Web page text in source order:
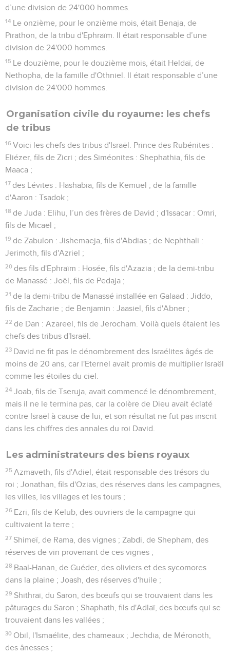
d’une division de 24'000 hommes.
14 Le onzième, pour le onzième mois, était Benaja, de
Pirathon, de la tribu d'Ephraïm. Il était responsable d’une
division de 24'000 hommes.
15 Le douzième, pour le douzième mois, était Heldaï, de
Nethopha, de la famille d'Othniel. Il était responsable d’une
division de 24'000 hommes.
Organisation civile du royaume: les chefs
de tribus
16 Voici les chefs des tribus d'Israël. Prince des Rubénites :
Eliézer, fils de Zicri ; des Siméonites : Shephathia, fils de
Maaca ;
17 des Lévites : Hashabia, fils de Kemuel ; de la famille
d'Aaron : Tsadok ;
18 de Juda : Elihu, l’un des frères de David ; d'Issacar : Omri,
fils de Micaël ;
19 de Zabulon : Jishemaeja, fils d'Abdias ; de Nephthali :
Jerimoth, fils d'Azriel ;
20 des fils d'Ephraïm : Hosée, fils d'Azazia ; de la demi-tribu
de Manassé : Joël, fils de Pedaja ;
21 de la demi-tribu de Manassé installée en Galaad : Jiddo,
fils de Zacharie ; de Benjamin : Jaasiel, fils d'Abner ;
22 de Dan : Azareel, fils de Jerocham. Voilà quels étaient les
chefs des tribus d'Israël.
23 David ne fit pas le dénombrement des Israélites âgés de
moins de 20 ans, car l'Eternel avait promis de multiplier Israël
comme les étoiles du ciel.
24 Joab, fils de Tseruja, avait commencé le dénombrement,
mais il ne le termina pas, car la colère de Dieu avait éclaté
contre Israël à cause de lui, et son résultat ne fut pas inscrit
dans les chiffres des annales du roi David.
Les administrateurs des biens royaux
25 Azmaveth, fils d'Adiel, était responsable des trésors du
roi ; Jonathan, fils d'Ozias, des réserves dans les campagnes,
les villes, les villages et les tours ;
26 Ezri, fils de Kelub, des ouvriers de la campagne qui
cultivaient la terre ;
27 Shimeï, de Rama, des vignes ; Zabdi, de Shepham, des
réserves de vin provenant de ces vignes ;
28 Baal-Hanan, de Guéder, des oliviers et des sycomores
dans la plaine ; Joash, des réserves d'huile ;
29 Shithraï, du Saron, des bœufs qui se trouvaient dans les
pâturages du Saron ; Shaphath, fils d'Adlaï, des bœufs qui se
trouvaient dans les vallées ;
30 Obil, l'Ismaélite, des chameaux ; Jechdia, de Méronoth,
des ânesses ;